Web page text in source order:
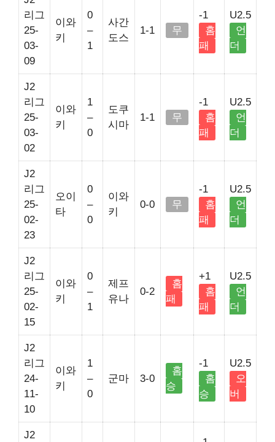
리그
25-
03-
09
이와
키
0
–
1
사간
도스
1-1 무
-1
홈
패
U2.5
언
더
J2
리그
25-
03-
02
이와
키
1
–
0
도쿠
시마
1-1 무
-1
홈
패
U2.5
언
더
J2
리그
25-
02-
23
오이
타
0
–
0
이와
키
0-0 무
-1
홈
패
U2.5
언
더
J2
리그
25-
02-
15
이와
키
0
–
1
제프
유나
0-2
홈
패
+1
홈
패
U2.5
언
더
J2
리그
24-
11-
10
이와
키
1
–
0
군마 3-0
홈
승
-1
홈
승
U2.5
오
버
J2